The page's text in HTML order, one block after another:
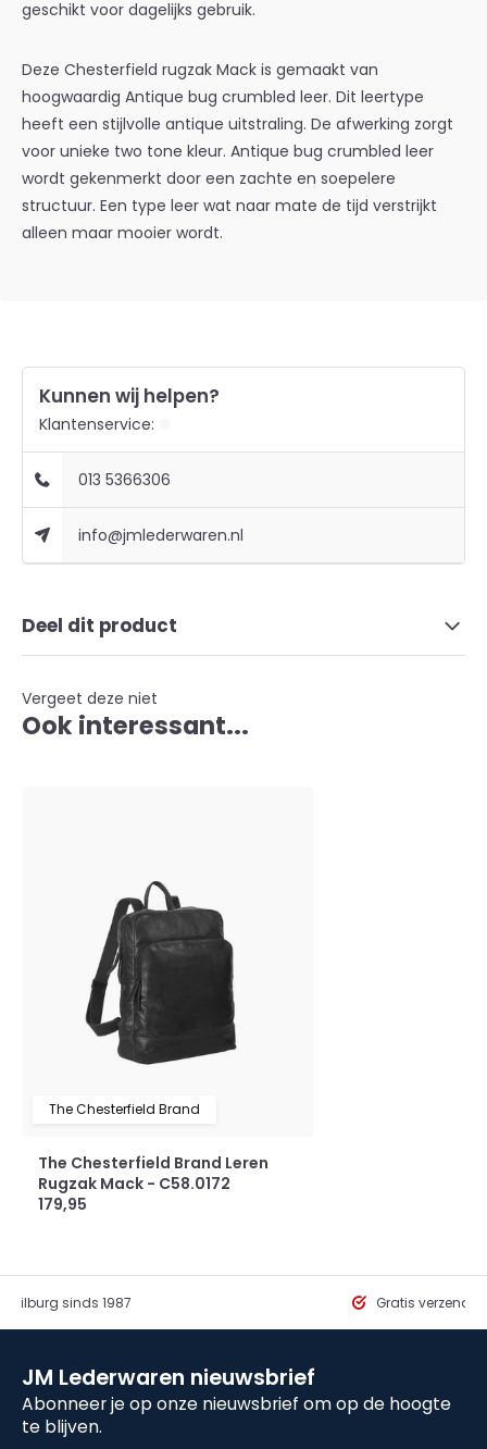
geschikt voor dagelijks gebruik.
Deze Chesterfield rugzak Mack is gemaakt van
hoogwaardig Antique bug crumbled leer. Dit leertype
heeft een stijlvolle antique uitstraling. De afwerking zorgt
voor unieke two tone kleur. Antique bug crumbled leer
wordt gekenmerkt door een zachte en soepelere
structuur. Een type leer wat naar mate de tijd verstrijkt
alleen maar mooier wordt.
Kunnen wij helpen?
Klantenservice:
013 5366306
info@jmlederwaren.nl
Deel dit product
Vergeet deze niet
Ook interessant...
The Chesterfield Brand
The Chesterfield Brand Leren
Rugzak Mack - C58.0172
179,95
Tilburg sinds 1987 Gratis
JM Lederwaren nieuwsbrief
Abonneer je op onze nieuwsbrief om op de hoogte
te blijven.